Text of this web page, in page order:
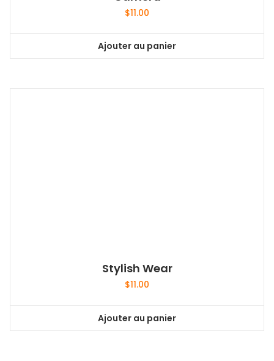
$11.00
Ajouter au panier
Stylish Wear
$11.00
Ajouter au panier